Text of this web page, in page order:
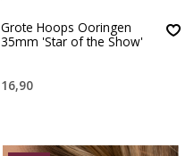
Grote Hoops Ooringen
35mm 'Star of the Show'
16,90